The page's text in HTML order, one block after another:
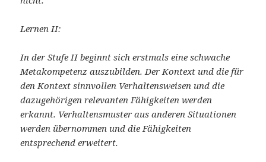
Lernen II:
In der Stufe II beginnt sich erstmals eine schwache
Metakompetenz auszubilden. Der Kontext und die für
den Kontext sinnvollen Verhaltensweisen und die
dazugehörigen relevanten Fähigkeiten werden
erkannt. Verhaltensmuster aus anderen Situationen
werden übernommen und die Fähigkeiten
entsprechend erweitert.